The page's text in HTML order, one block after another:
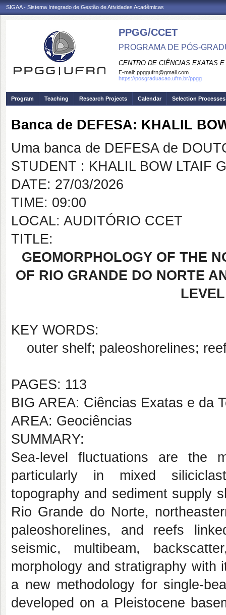
SIGAA - Sistema Integrado de Gestão de Atividades Acadêmicas
PPGG/CCET
PROGRAMA DE PÓS-
CENTRO DE CIÊNCIAS EXATAS
E-mail: ppggufrn@gmail.com
https://posgraduacao.ufrn.br/ppgg
Program Teaching Research Projects Calendar Selection Processes
Banca de DEFESA: KHALIL
Uma banca de DEFESA de
STUDENT : KHALIL BOW LTAIF
DATE: 27/03/2026
TIME: 09:00
LOCAL: AUDITÓRIO CCET
TITLE:
GEOMORPHOLOGY OF THE
OF RIO GRANDE DO NORTE
KEY WORDS:
outer shelf; paleoshorelines;
PAGES: 113
BIG AREA: Ciências Exatas e da
AREA: Geociências
SUMMARY:
Sea-level fluctuations are the
particularly in mixed
topography and sediment supply
Rio Grande do Norte,
paleoshorelines, and reefs
seismic, multibeam,
morphology and stratigraphy with
a new methodology for single-
developed on a Pleistocene